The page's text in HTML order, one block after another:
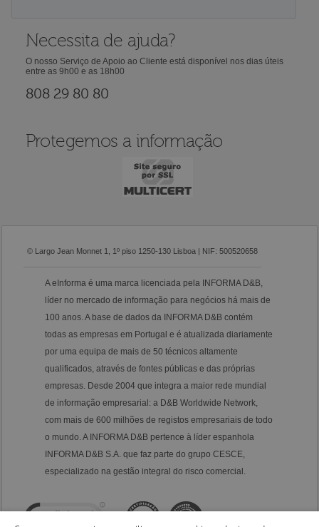
Necessita de ajuda?
O nosso Serviço de Apoio ao Cliente está disponível nos dias úteis
entre as 9h00 e as 18h00
808 29 80 80
Protegemos a informação
© Largo Jean Monnet 1, 1º piso 1250-130 Lisboa | NIF: 500520658
A eInforma é uma marca licenciada pela INFORMA D&B,
líder no mercado de informação para negócios há mais de
100 anos. A base de dados da INFORMA D&B contém
todas as empresas em Portugal e é atualizada diariamente
por uma equipa de mais de 50 técnicos altamente
qualificados, através de fontes públicas e das próprias
empresas. Desde 2004 que integra a maior rede mundial
de informação empresarial: a D&B Worldwide Network,
com mais de 600 milhões de registos empresariais de todo
o mundo. A INFORMA D&B pertence à líder espanhola
INFORMA D&B S.A. que faz parte do grupo CESCE,
especializado na gestão integral do risco comercial.